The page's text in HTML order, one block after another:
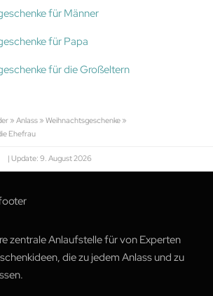
für Männer
für Papa
für die Großeltern
» Anlass » Weihnachtsgeschenke »
Ehefrau
| Update: 9. August 2026
zentrale Anlaufstelle für von Experten
die zu jedem Anlass und zu